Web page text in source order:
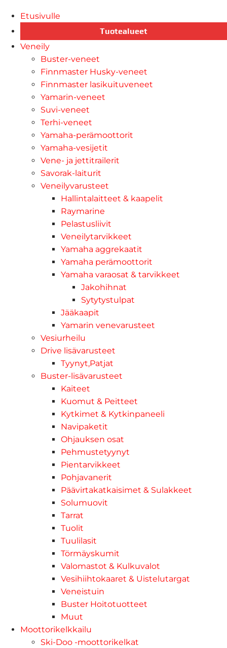
Etusivulle
Tuotealueet
Veneily
Buster-veneet
Finnmaster Husky-veneet
Finnmaster lasikuituveneet
Yamarin-veneet
Suvi-veneet
Terhi-veneet
Yamaha-perämoottorit
Yamaha-vesijetit
Vene- ja jettitrailerit
Savorak-laiturit
Veneilyvarusteet
Hallintalaitteet & kaapelit
Raymarine
Pelastusliivit
Veneilytarvikkeet
Yamaha aggrekaatit
Yamaha perämoottorit
Yamaha varaosat & tarvikkeet
Jakohihnat
Sytytystulpat
Jääkaapit
Yamarin venevarusteet
Vesiurheilu
Drive lisävarusteet
Tyynyt,Patjat
Buster-lisävarusteet
Kaiteet
Kuomut & Peitteet
Kytkimet & Kytkinpaneeli
Navipaketit
Ohjauksen osat
Pehmustetyynyt
Pientarvikkeet
Pohjavanerit
Päävirtakatkaisimet & Sulakkeet
Solumuovit
Tarrat
Tuolit
Tuulilasit
Törmäyskumit
Valomastot & Kulkuvalot
Vesihiihtokaaret & Uistelutargat
Veneistuin
Buster Hoitotuotteet
Muut
Moottorikelkkailu
Ski-Doo -moottorikelkat